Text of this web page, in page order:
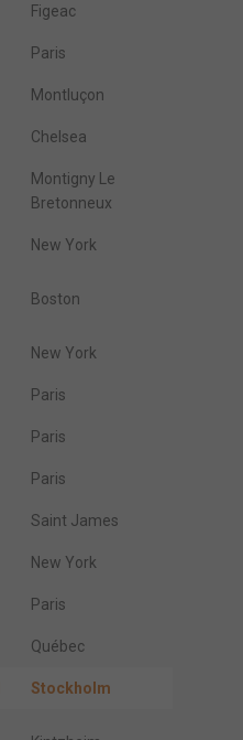
Figeac
Paris
Montluçon
Chelsea
Montigny Le
Bretonneux
New York
Boston
New York
Paris
Paris
Paris
Saint James
New York
Paris
Québec
Stockholm